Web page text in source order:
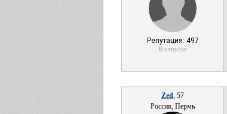
Репутация: 497
В отпуске
Zed, 57
Россия, Пермь